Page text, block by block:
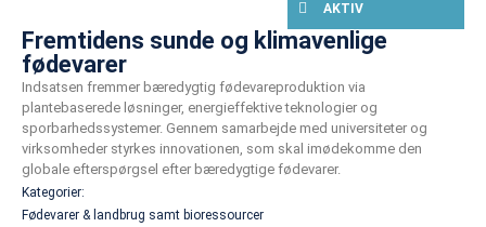
AKTIV
Fremtidens sunde og klimavenlige
fødevarer
Indsatsen fremmer bæredygtig fødevareproduktion via
plantebaserede løsninger, energieffektive teknologier og
sporbarhedssystemer. Gennem samarbejde med universiteter og
virksomheder styrkes innovationen, som skal imødekomme den
globale efterspørgsel efter bæredygtige fødevarer.
Kategorier:
Fødevarer & landbrug samt bioressourcer